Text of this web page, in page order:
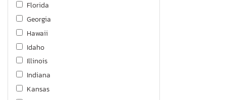
GMC
Genesis
Glendale
Great Dane
Harley-Davidson
Heartland
Hino
Florida
Georgia
Hawaii
Idaho
Illinois
Indiana
Kansas